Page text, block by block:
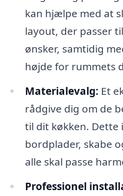
kan hjælpe med at
layout, der passer
ønsker, samtidig
højde for rummets
Materialevalg: Et
rådgive dig om de
til dit køkken. Dette
bordplader, skabe
alle skal passe
Professionel